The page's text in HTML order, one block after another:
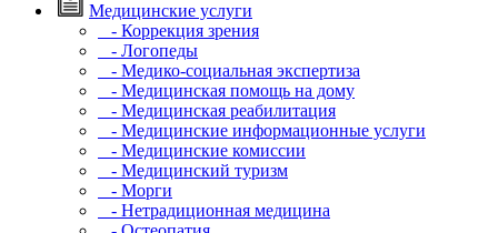
Медицинские услуги
- Коррекция зрения
- Логопеды
- Медико-социальная экспертиза
- Медицинская помощь на дому
- Медицинская реабилитация
- Медицинские информационные услуги
- Медицинские комиссии
- Медицинский туризм
- Морги
- Нетрадиционная медицина